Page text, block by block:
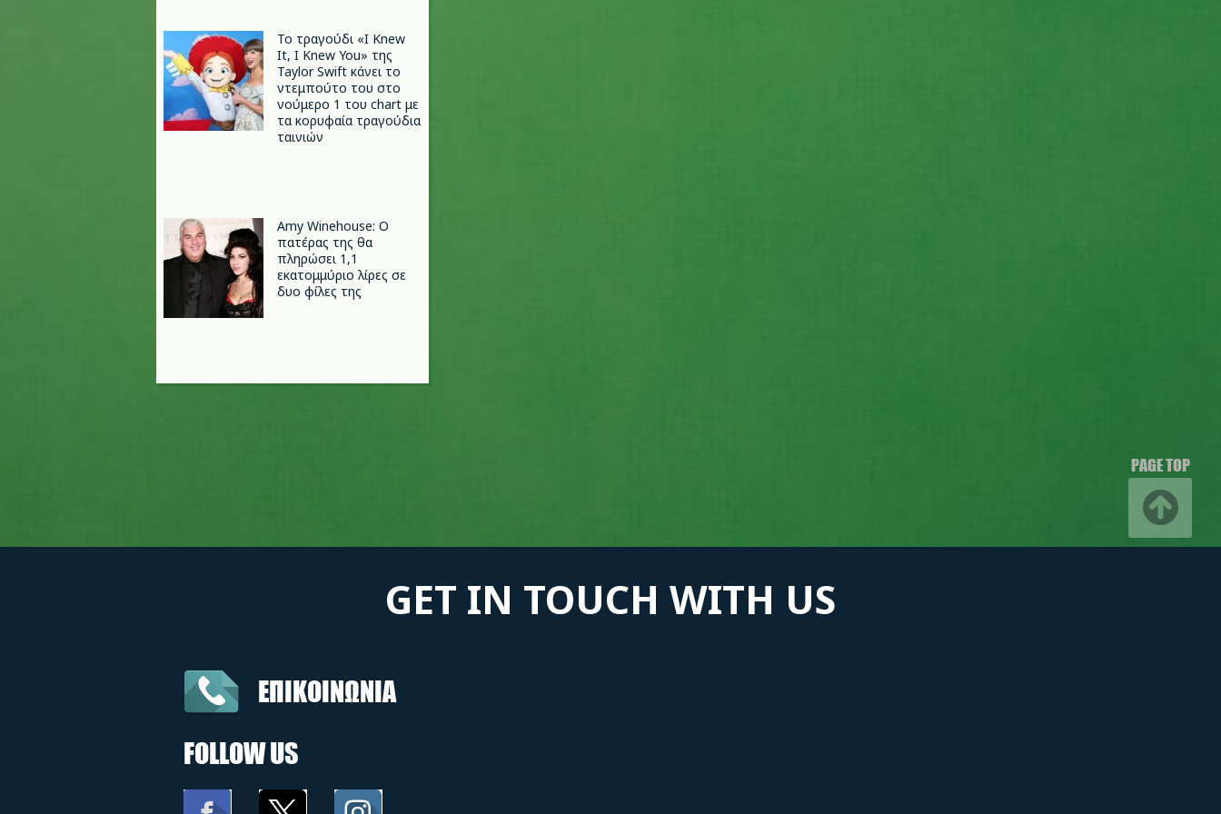
Το τραγούδι «I Knew
It, I Knew You» της
Taylor Swift κάνει το
ντεμπούτο του στο
νούμερο 1 του chart με
τα κορυφαία τραγούδια
ταινιών
Amy Winehouse: Ο
πατέρας της θα
πληρώσει 1,1
εκατομμύριο λίρες σε
δυο φίλες της
PAGE TOP
GET IN TOUCH WITH US
ΕΠΙΚΟΙΝΩΝΙΑ
FOLLOW US